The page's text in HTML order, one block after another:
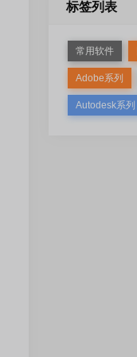
标签列表
常用软件
Adobe系列
Autodesk系列